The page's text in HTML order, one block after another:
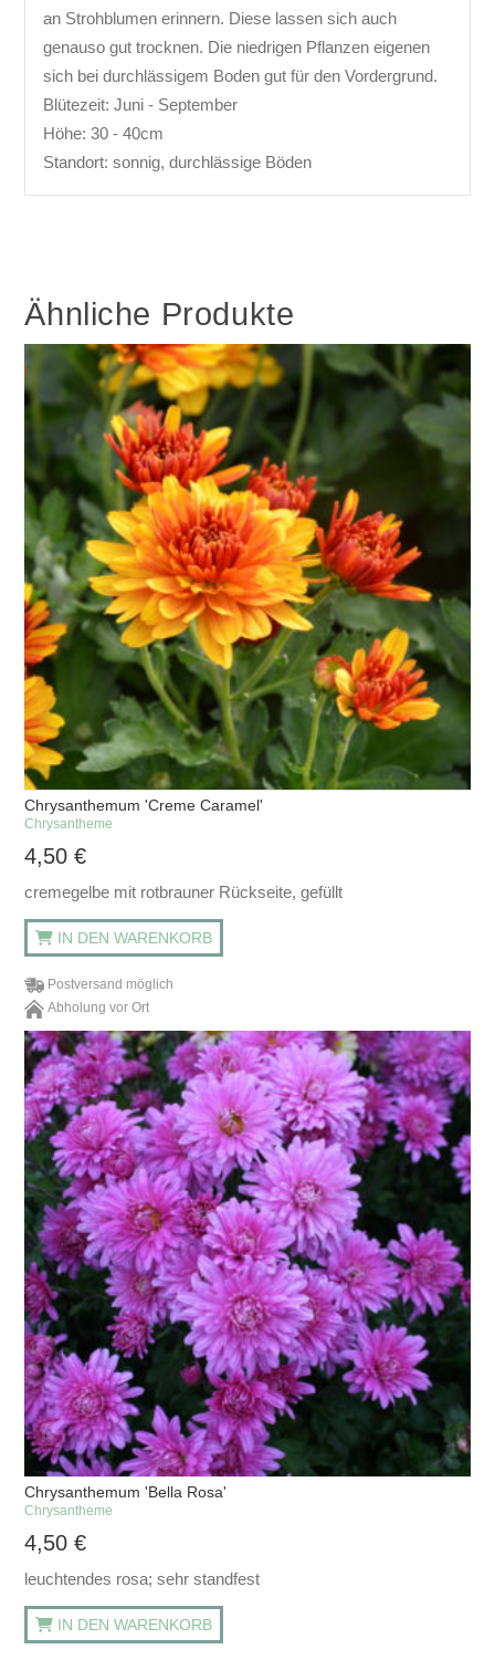
an Strohblumen erinnern. Diese lassen sich auch
genauso gut trocknen. Die niedrigen Pflanzen eigenen
sich bei durchlässigem Boden gut für den Vordergrund.
Blütezeit: Juni - September
Höhe: 30 - 40cm
Standort: sonnig, durchlässige Böden
Ähnliche Produkte
Chrysanthemum 'Creme Caramel'
Chrysantheme
4,50€
cremegelbe mit rotbrauner Rückseite, gefüllt
IN DEN WARENKORB
Postversand möglich
Abholung vor Ort
Chrysanthemum 'Bella Rosa'
Chrysantheme
4,50€
leuchtendes rosa; sehr standfest
IN DEN WARENKORB